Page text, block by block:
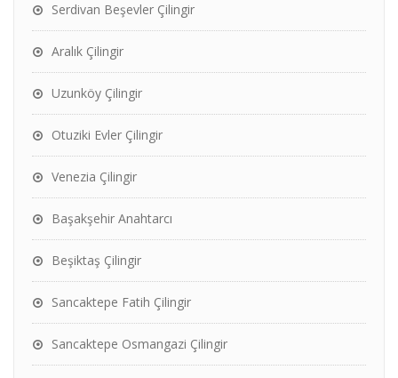
Serdivan Beşevler Çilingir
Aralık Çilingir
Uzunköy Çilingir
Otuziki Evler Çilingir
Venezia Çilingir
Başakşehir Anahtarcı
Beşiktaş Çilingir
Sancaktepe Fatih Çilingir
Sancaktepe Osmangazi Çilingir